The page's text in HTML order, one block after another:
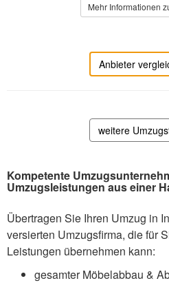
Mehr Informationen
Anbieter
weitere
Kompetente
Umzugsleistungen aus einer
Übertragen Sie Ihren Umzug in
versierten Umzugsfirma, die für
Leistungen übernehmen kann:
gesamter Möbelabbau &